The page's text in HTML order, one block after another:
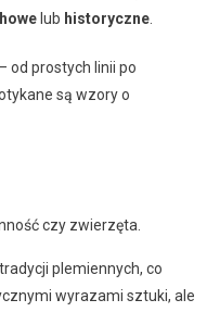
lub historyczne.
od prostych linii po
są wzory o
czy zwierzęta.
plemiennych, co
wyrazami sztuki, ale